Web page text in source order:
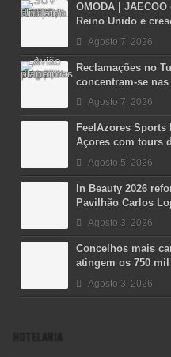
OMODA |
Reino Unido e
Agosto 7, 2026
Reclamações no
concentram-se
Agosto 7, 2026
FeelAzores
Açores com tours
Agosto 5, 2026
In Beauty 2026
Pavilhão Carlos
Agosto 3, 2026
Concelhos mais
atingem os 750
Agosto 3, 2026
HOTELARIA